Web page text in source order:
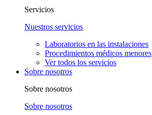
Servicios
Nuestros servicios
Laboratorios en las instalaciones
Procedimientos médicos menores
Ver todos los servicios
Sobre nosotros
Sobre nosotros
Sobre nosotros